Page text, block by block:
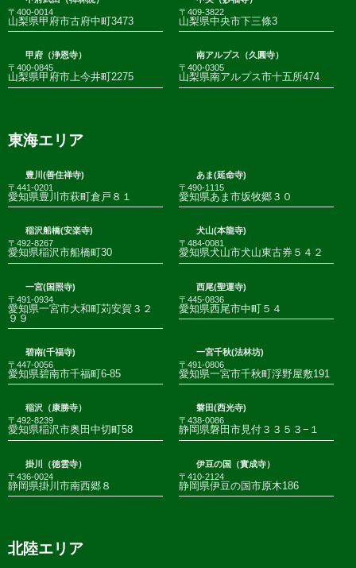
〒400-0014
山梨県甲府市古府中町3473
〒409-3822
山梨県中央市下三條3
甲府（浄恩寺）
〒400-0845
山梨県甲府市上今井町2275
南アルプス（久圓寺）
〒400-0305
山梨県南アルプス市十五所474
東海エリア
豊川(善住禅寺)
〒441-0201
愛知県豊川市萩町倉戸８１
あま(延命寺)
〒490-1115
愛知県あま市坂牧郷３０
稲沢船橋(安楽寺)
〒492-8267
愛知県稲沢市船橋町30
犬山(本龍寺)
〒484-0081
愛知県犬山市犬山東古券５４２
一宮(国照寺)
〒491-0934
愛知県一宮市大和町苅安賀３２
９９
西尾(聖運寺)
〒445-0836
愛知県西尾市中町５４
碧南(千福寺)
〒447-0056
愛知県碧南市千福町6-85
一宮千秋(法林坊)
〒491-0806
愛知県一宮市千秋町浮野屋敷191
稲沢（康勝寺）
〒492-8239
愛知県稲沢市奥田中切町58
磐田(西光寺)
〒438-0086
静岡県磐田市見付３３５３−１
掛川（徳雲寺）
〒436-0024
静岡県掛川市南西郷８
伊豆の国（實成寺）
〒410-2124
静岡県伊豆の国市原木186
北陸エリア